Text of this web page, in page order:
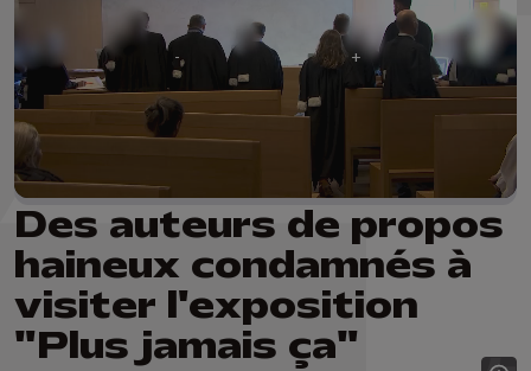
Des auteurs de propos
haineux condamnés à
visiter l'exposition
"Plus jamais ça"